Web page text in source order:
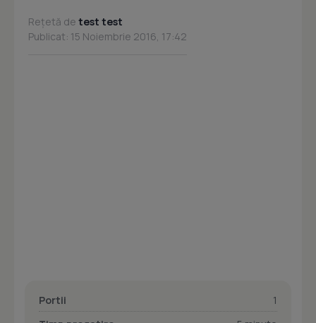
Rețetă de test test
Publicat: 15 Noiembrie 2016, 17:42
Portii
1